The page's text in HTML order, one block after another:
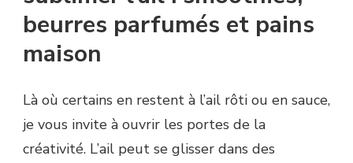
beurres parfumés et pains
maison
Là où certains en restent à l’ail rôti ou en sauce,
je vous invite à ouvrir les portes de la
créativité. L’ail peut se glisser dans des